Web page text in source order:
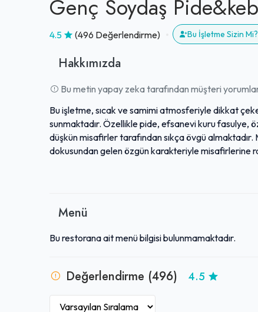
Genç Soydaş
4.5 (496 Değerlendirme) Bu İşletme Sizin
Hakkımızda
Bu metin yapay zeka tarafından müşteri
Bu işletme, sıcak ve samimi atmosferiyle dikkat
sunmaktadır. Özellikle pide, efsanevi kuru fasulye,
düşkün misafirler tarafından sıkça övgü
dokusundan gelen özgün karakteriyle misafirlerine
sıcaklığında yemek yeme imkanı sunar. Güler
gereken, idealist bir durak olarak öne çıkmaktadır.
Menü
Bu restorana ait menü bilgisi bulunmamaktadır.
Değerlendirme (496) 4.5